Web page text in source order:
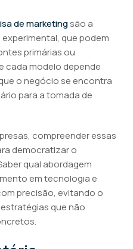
de marketingsão a
que podem
primárias ou
cada modelo depende
o negócio se encontra
para a tomada de
compreender essas
democratizar o
qual abordagem
em tecnologia e
precisão, evitando o
que não